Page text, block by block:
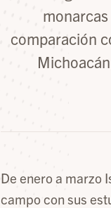
comparación
De enero a marzo
campo con sus